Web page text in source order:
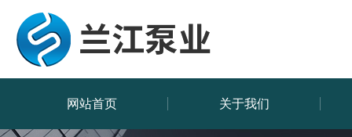
网站首页 关于我们